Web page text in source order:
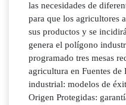
las necesidades de
para que los agricultores
sus productos y se
genera el polígono
programado tres mesas
agricultura en Fuentes
industrial: modelos de
Origen Protegidas: